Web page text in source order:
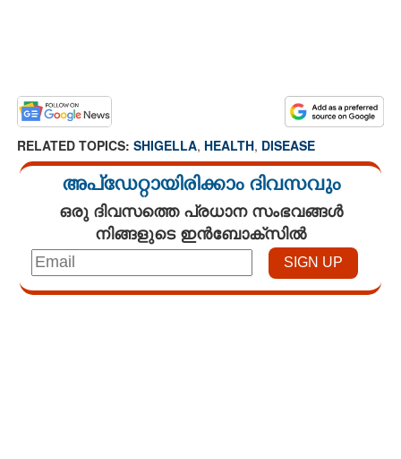
RELATED TOPICS: SHIGELLA, HEALTH, DISEASE
അപ്ഡേറ്റായിരിക്കാം ദിവസവും
ഒരു ദിവസത്തെ പ്രധാന സംഭവങ്ങൾ
നിങ്ങളുടെ ഇൻബോക്സിൽ